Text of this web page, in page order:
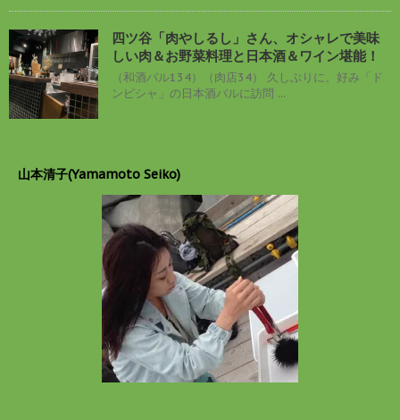
四ツ谷「肉やしるし」さん、オシャレで美味
しい肉＆お野菜料理と日本酒＆ワイン堪能！
（和酒バル134）（肉店34） 久しぶりに、好み「ド
ンピシャ」の日本酒バルに訪問 ...
山本清子(Yamamoto Seiko)